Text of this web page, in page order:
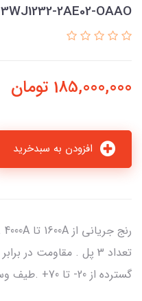
3WJ1232-2AE02-OAAO
185,000,000 تومان
گسترده از 20- تا 70+ .طیف وسیعی از لوازم جانبی